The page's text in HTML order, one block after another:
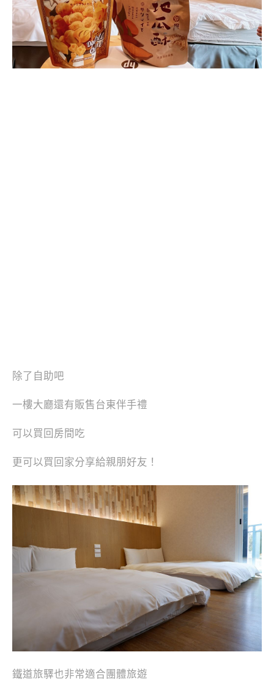
除了自助吧
一樓大廳還有販售台東伴手禮
可以買回房間吃
更可以買回家分享給親朋好友！
鐵道旅驛也非常適合團體旅遊